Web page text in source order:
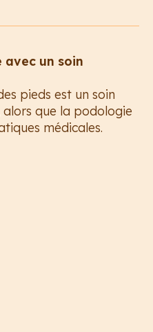
avec un soin
pieds est un soin
que la podologie
médicales.